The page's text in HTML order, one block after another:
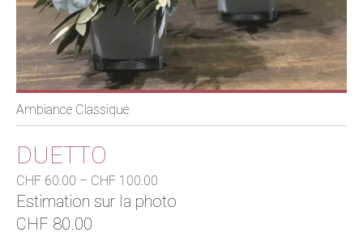
Букеты и композиции
Приемы
Свадьба
Траур
Праздники
Ambiance Classique
DUETTO
CHF 60.00 – CHF 100.00
цен:
Estimation sur la photo
CHF 80.00